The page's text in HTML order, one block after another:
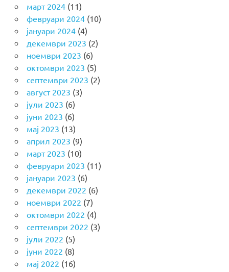
март 2024(11)
февруари 2024(10)
јануари 2024(4)
декември 2023 (2)
ноември 2023 (6)
октомври 2023 (5)
септември 2023 (2)
август 2023 (3)
јули 2023 (6)
јуни 2023 (6)
мај 2023 (13)
април 2023 (9)
март 2023 (10)
февруари 2023 (11)
јануари 2023 (6)
декември 2022 (6)
ноември 2022 (7)
октомври 2022 (4)
септември 2022 (3)
јули 2022 (5)
јуни 2022 (8)
мај 2022 (16)